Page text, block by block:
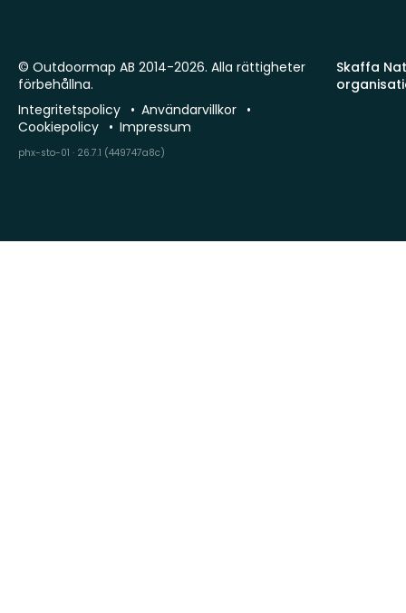
Skaffa
© Outdoormap AB 2014-2026. Alla rättigheter
förbehållna.
Integritetspolicy
Användarvillkor
Cookiepolicy
Impressum
phx-sto-01 · 26.7.1 (449747a8c)